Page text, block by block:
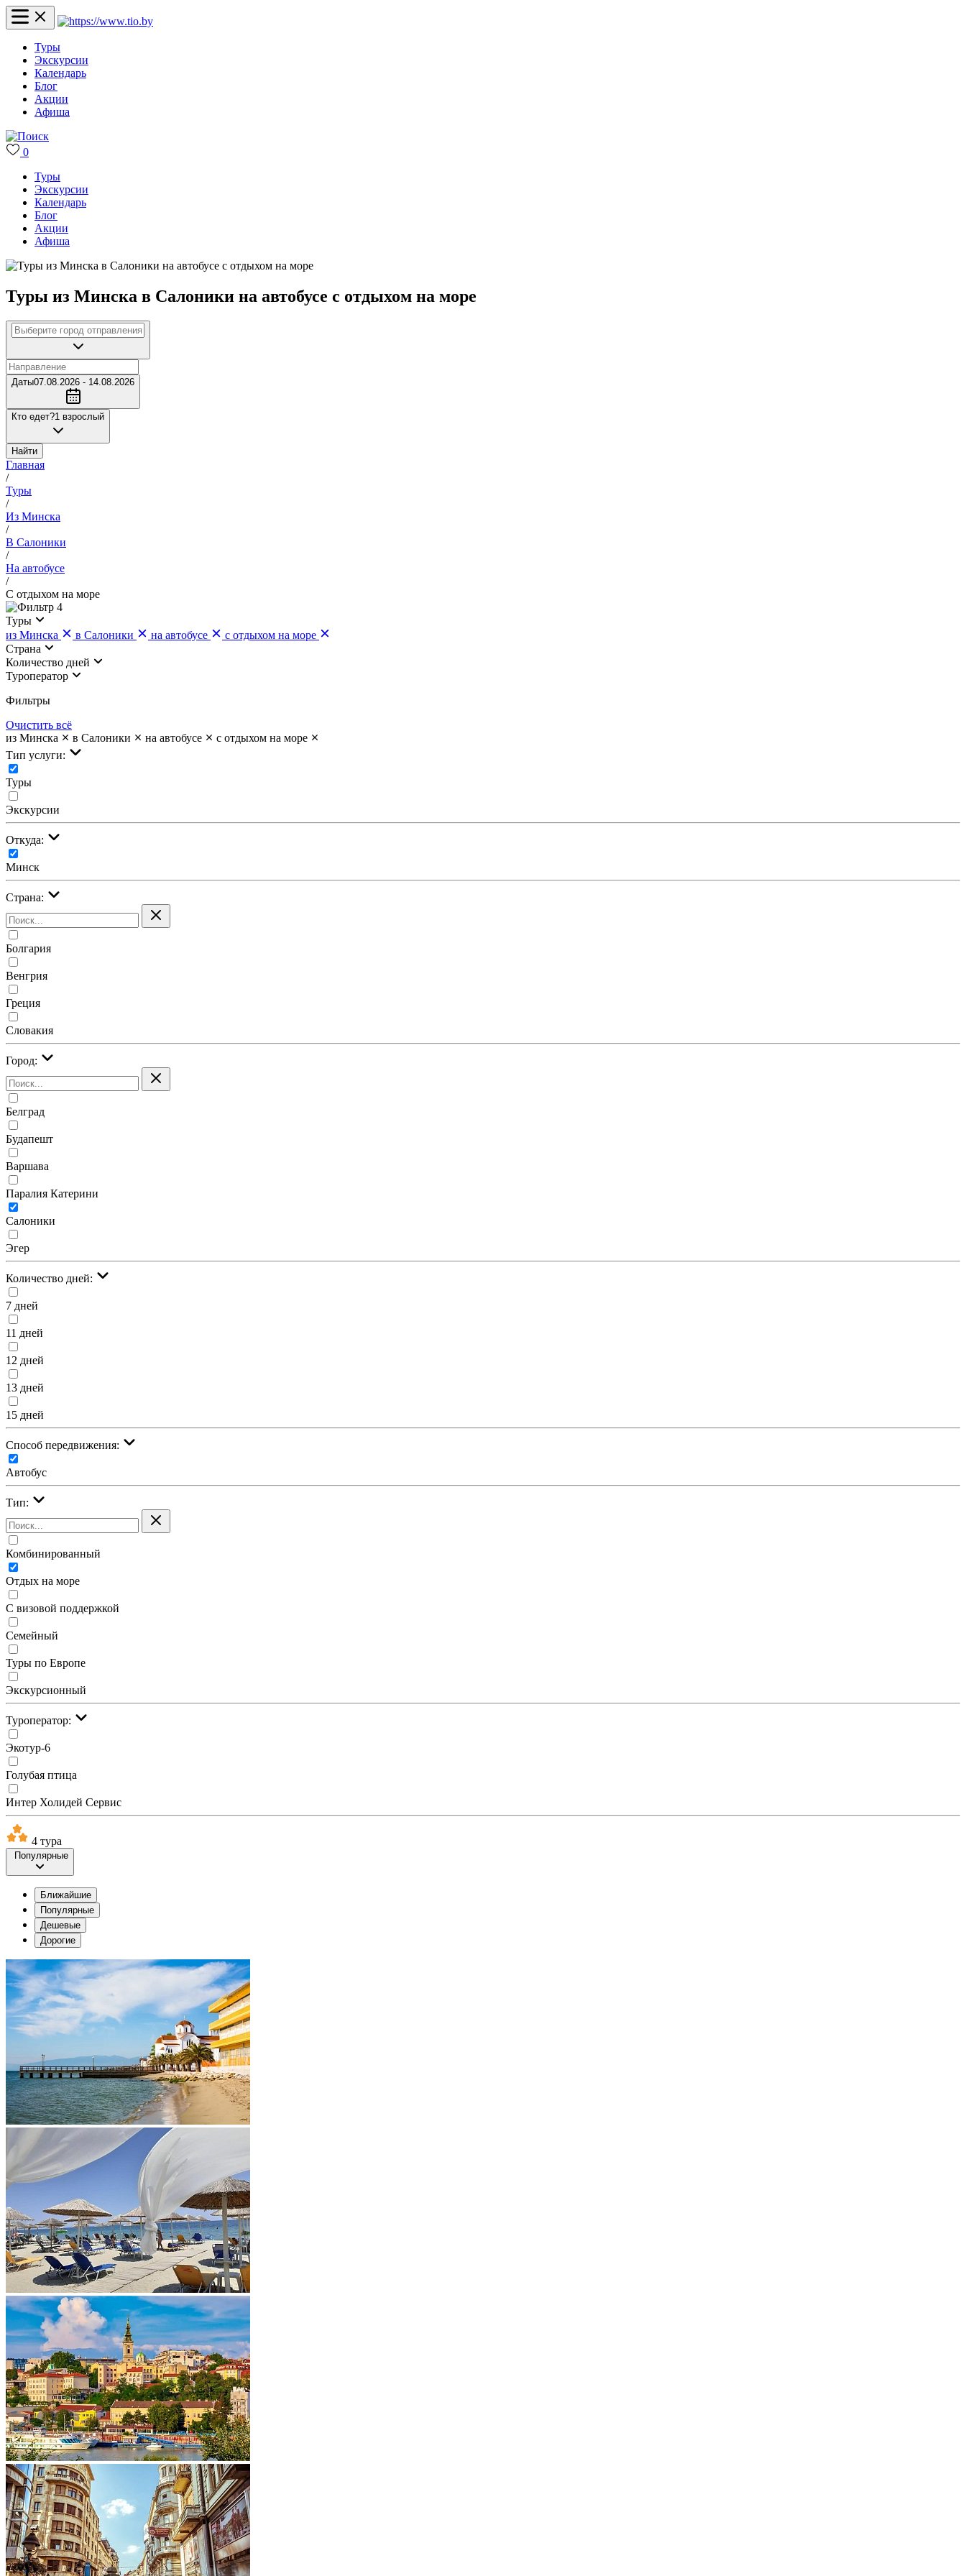
Туры
Экскурсии
Календарь
Блог
Акции
Афиша
0
Туры
Экскурсии
Календарь
Блог
Акции
Афиша
Туры из Минска в Салоники на автобусе с отдыхом на море
Даты07.08.2026 - 14.08.2026
Кто едет?1 взрослый
Найти
Главная
/
Туры
/
Из Минска
/
В Салоники
/
На автобусе
/
С отдыхом на море
4
Туры
из Минска
в Салоники на автобусе
с отдыхом на море
Страна
Количество дней
Туроператор
Фильтры
Очистить всё
из Минска
в Салоники на автобусе
с отдыхом на море
Тип услуги:
Туры
Экскурсии
Откуда:
Минск
Страна:
Болгария
Венгрия
Греция
Словакия
Город:
Белград
Будапешт
Варшава
Паралия Катерини
Салоники
Эгер
Количество дней:
7 дней
11 дней
12 дней
13 дней
15 дней
Cпособ передвижения:
Автобус
Тип:
Комбинированный
Отдых на море
С визовой поддержкой
Семейный
Туры по Европе
Экскурсионный
Туроператор:
Экотур-6
Голубая птица
Интер Холидей Сервис
4 тура
Популярные
Ближайшие
Популярные
Дешевые
Дорогие